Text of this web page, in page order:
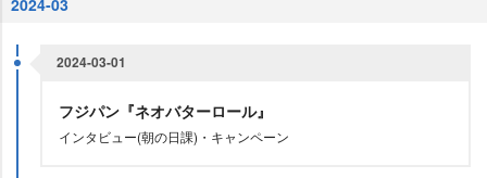
2024-03
2024-03-01
フジパン『ネオバターロール』
インタビュー(朝の日課)・キャンペーン